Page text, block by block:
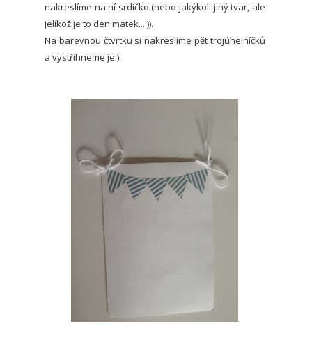
nakreslíme na ní srdíčko (nebo jakýkoli jiný tvar, ale
jelikož je to den matek...:)).
Na barevnou čtvrtku si nakreslíme pět trojúhelníčků
a vystřihneme je:).